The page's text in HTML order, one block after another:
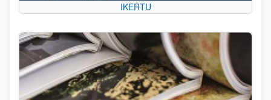
IKERTU